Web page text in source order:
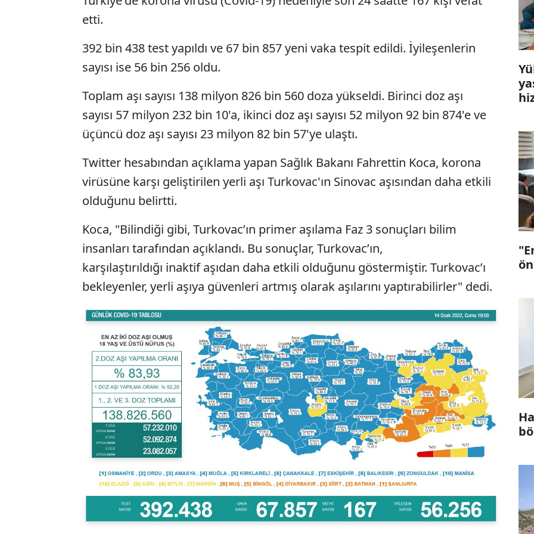
etti.
392 bin 438 test yapıldı ve 67 bin 857 yeni vaka tespit edildi. İyileşenlerin
sayısı ise 56 bin 256 oldu.
Toplam aşı sayısı 138 milyon 826 bin 560 doza yükseldi. Birinci doz aşı
sayısı 57 milyon 232 bin 10'a, ikinci doz aşı sayısı 52 milyon 92 bin 874'e ve
üçüncü doz aşı sayısı 23 milyon 82 bin 57'ye ulaştı.
Twitter hesabından açıklama yapan Sağlık Bakanı Fahrettin Koca, korona
virüsüne karşı geliştirilen yerli aşı Turkovac'ın Sinovac aşısından daha etkili
olduğunu belirtti.
Koca, "Bilindiği gibi, Turkovac’ın primer aşılama Faz 3 sonuçları bilim
insanları tarafından açıklandı. Bu sonuçlar, Turkovac’ın,
karşılaştırıldığı inaktif aşıdan daha etkili olduğunu göstermiştir. Turkovac’ı
bekleyenler, yerli aşıya güvenleri artmış olarak aşılarını yaptırabilirler" dedi.